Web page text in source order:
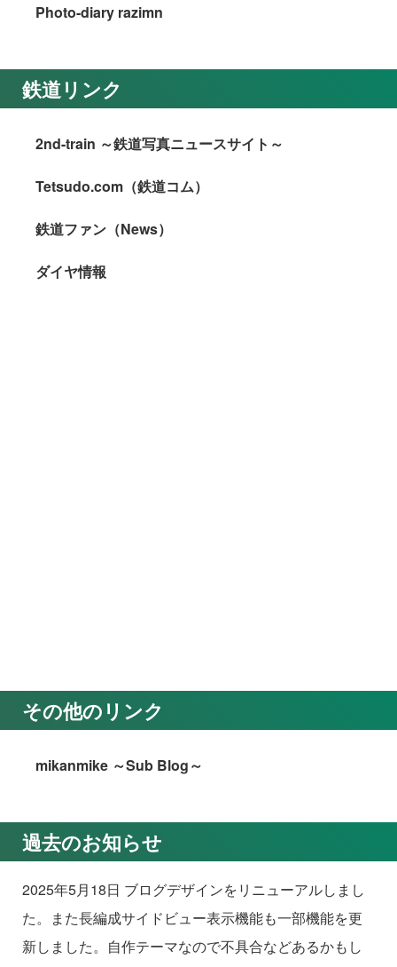
Photo-diary razimn
鉄道リンク
2nd-train ～鉄道写真ニュースサイト～
Tetsudo.com（鉄道コム）
鉄道ファン（News）
ダイヤ情報
その他のリンク
mikanmike ～Sub Blog～
過去のお知らせ
2025年5月18日 ブログデザインをリニューアルしまし
た。また長編成サイドビュー表示機能も一部機能を更
新しました。自作テーマなので不具合などあるかもし